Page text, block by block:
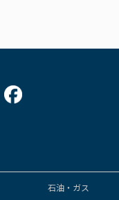
石油・ガス